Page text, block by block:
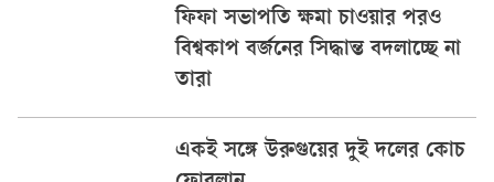
ফিফা সভাপতি ক্ষমা চাওয়ার পরও
বিশ্বকাপ বর্জনের সিদ্ধান্ত বদলাচ্ছে না
তারা
একই সঙ্গে উরুগুয়ের দুই দলের কোচ